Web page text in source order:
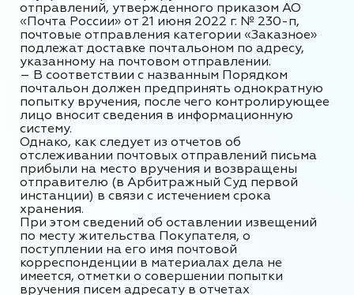
отправлений, утвержденного приказом АО
«Почта России» от 21 июня 2022 г. № 230-п,
почтовые отправления категории «Заказное»
подлежат доставке почтальоном по адресу,
указанному на почтовом отправлении.
– В соответствии с названным Порядком
почтальон должен предпринять однократную
попытку вручения, после чего контролирующее
лицо вносит сведения в информационную
систему.
Однако, как следует из отчетов об
отслеживании почтовых отправлений письма
прибыли на место вручения и возвращены
отправителю (в Арбитражный Суд первой
инстанции) в связи с истечением срока
хранения.
При этом сведений об оставлении извещений
по месту жительства Покупателя, о
поступлении на его имя почтовой
корреспонденции в материалах дела не
имеется, отметки о совершении попытки
вручения писем адресату в отчетах